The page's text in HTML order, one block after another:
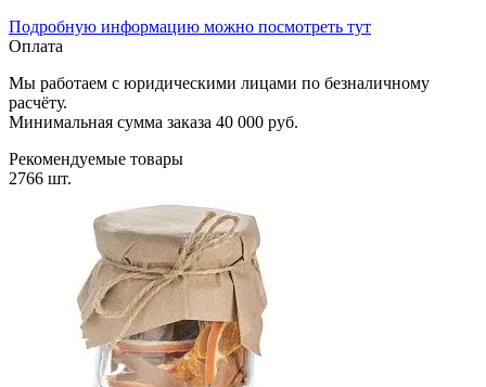
Подробную информацию можно посмотреть тут
Оплата
Мы работаем с юридическими лицами по безналичному
расчёту.
Минимальная сумма заказа 40 000 руб.
Рекомендуемые товары
2766 шт.